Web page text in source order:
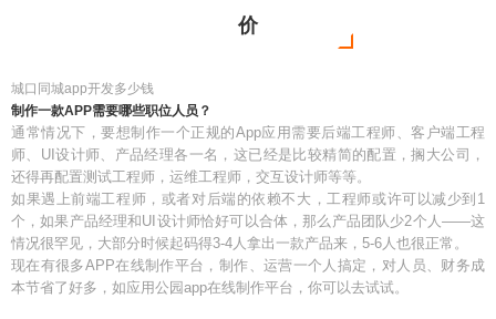
价
城口同城app开发多少钱
制作一款APP需要哪些职位人员？
通常情况下，要想制作一个正规的App应用需要后端工程师、客户端工程
师、UI设计师、产品经理各一名，这已经是比较精简的配置，搁大公司，
还得再配置测试工程师，运维工程师，交互设计师等等。
如果遇上前端工程师，或者对后端的依赖不大，工程师或许可以减少到1
个，如果产品经理和UI设计师恰好可以合体，那么产品团队少2个人——这
情况很罕见，大部分时候起码得3-4人拿出一款产品来，5-6人也很正常。
现在有很多APP在线制作平台，制作、运营一个人搞定，对人员、财务成
本节省了好多，如应用公园app在线制作平台，你可以去试试。